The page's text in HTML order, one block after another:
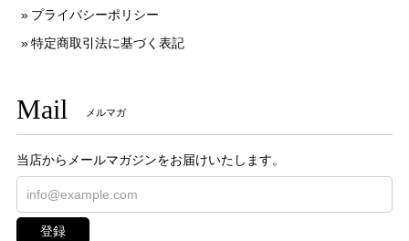
プライバシーポリシー
特定商取引法に基づく表記
Mail メルマガ
当店からメールマガジンをお届けいたします。
登録